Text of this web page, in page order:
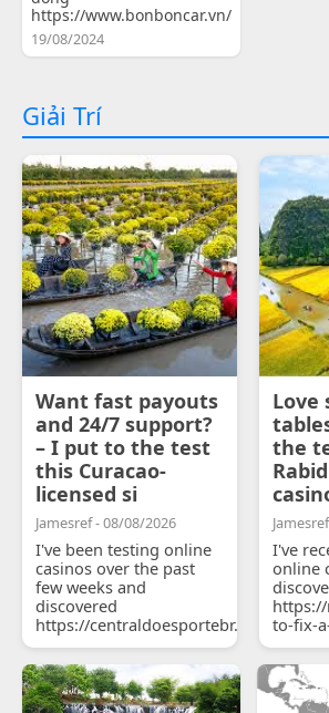
https://www.bonboncar.vn/
19/08/2024
Giải Trí
Want fast payouts
and 24/7 support?
– I put to the test
this Curacao-
licensed si
Jamesref - 08/08/2026
I've been testing online
casinos over the past
few weeks and
discovered
https://
Love
the
I've
online
to-fix-